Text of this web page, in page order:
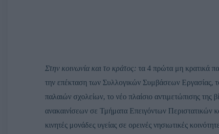
Στην κοινωνία και το κράτος: τα 4 πρώτα μη κρατικά
την επέκταση των Συλλογικών Συμβάσεων Εργασίας,
παλαιών σχολείων, το νέο πλαίσιο αντιμετώπισης
ανακαινίσεων σε Τμήματα Επειγόντων Περιστατικών
κινητές μονάδες υγείας σε ορεινές νησιωτικές